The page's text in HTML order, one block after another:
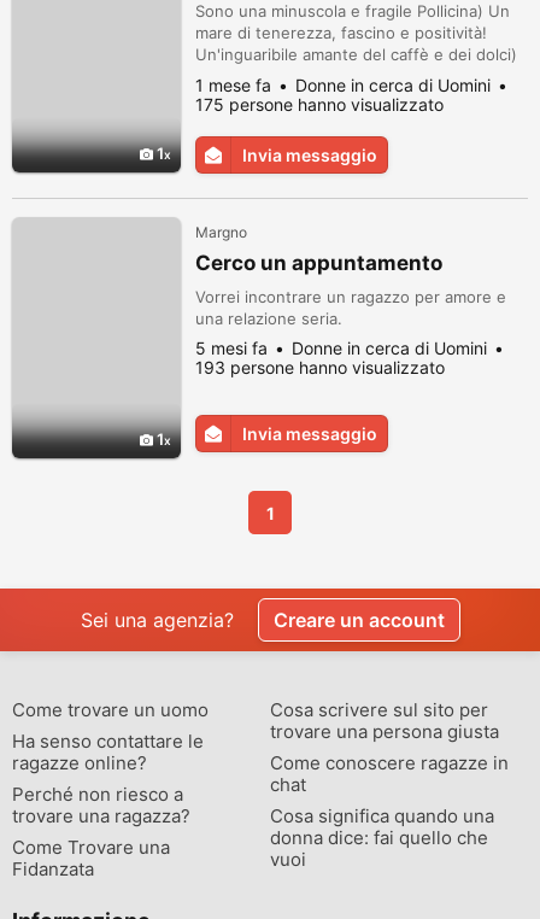
1
Sono una minuscola e fragile Pollicina) Un
mare di tenerezza, fascino e positività!
Un'inguaribile amante del caffè e dei dolci)
Amo la primavera, quando fioriscono i lillà, e
l'autunno dorato.
1 mese fa
Donne in cerca di Uomini
175 persone hanno visualizzato
Invia messaggio
1
Margno
Cerco un appuntamento
Vorrei incontrare un ragazzo per amore e
una relazione seria.
5 mesi fa
Donne in cerca di Uomini
193 persone hanno visualizzato
Invia messaggio
1
Sei una agenzia? Creare un account
Come trovare un uomo
Ha senso contattare le
ragazze online?
Perché non riesco a
trovare una ragazza?
Come Trovare una
Fidanzata
Cosa scrivere sul sito per
trovare una persona giusta
Come conoscere ragazze in
chat
Cosa significa quando una
donna dice: fai quello che
vuoi